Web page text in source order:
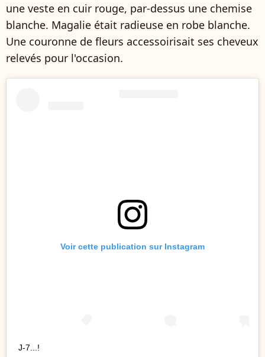
une veste en cuir rouge, par-dessus une chemise
blanche. Magalie était radieuse en robe blanche.
Une couronne de fleurs accessoirisait ses cheveux
relevés pour l'occasion.
Voir cette publication sur Instagram
J-7...!